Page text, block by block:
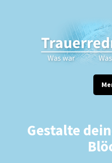
Trauerrednerin
Persönliche Traueransprachen
Gestalte